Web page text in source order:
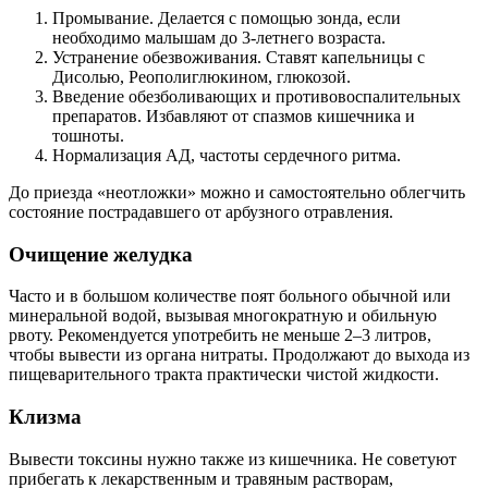
Промывание. Делается с помощью зонда, если
необходимо малышам до 3-летнего возраста.
Устранение обезвоживания. Ставят капельницы с
Дисолью, Реополиглюкином, глюкозой.
Введение обезболивающих и противовоспалительных
препаратов. Избавляют от спазмов кишечника и
тошноты.
Нормализация АД, частоты сердечного ритма.
До приезда «неотложки» можно и самостоятельно облегчить
состояние пострадавшего от арбузного отравления.
Очищение желудка
Часто и в большом количестве поят больного обычной или
минеральной водой, вызывая многократную и обильную
рвоту. Рекомендуется употребить не меньше 2–3 литров,
чтобы вывести из органа нитраты. Продолжают до выхода из
пищеварительного тракта практически чистой жидкости.
Клизма
Вывести токсины нужно также из кишечника. Не советуют
прибегать к лекарственным и травяным растворам,